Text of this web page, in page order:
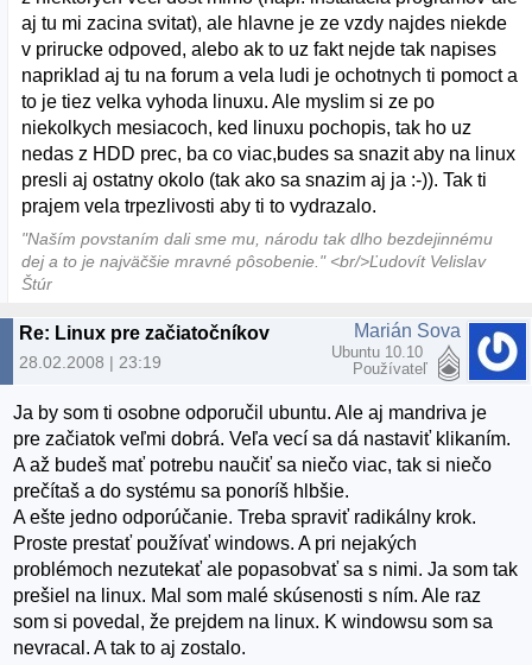
aj tu mi zacina svitat), ale hlavne je ze vzdy najdes niekde
v prirucke odpoved, alebo ak to uz fakt nejde tak napises
napriklad aj tu na forum a vela ludi je ochotnych ti pomoct a
to je tiez velka vyhoda linuxu. Ale myslim si ze po
niekolkych mesiacoch, ked linuxu pochopis, tak ho uz
nedas z HDD prec, ba co viac,budes sa snazit aby na linux
presli aj ostatny okolo (tak ako sa snazim aj ja :-)). Tak ti
prajem vela trpezlivosti aby ti to vydrazalo.
"Naším povstaním dali sme mu, národu tak dlho bezdejinnému
dej a to je najväčšie mravné pôsobenie." <br/>Ľudovít Velislav
Štúr
Re: Linux pre začiatočníkov
28.02.2008 | 23:19
Marián Sova
Ubuntu 10.10
Používateľ
Ja by som ti osobne odporučil ubuntu. Ale aj mandriva je
pre začiatok veľmi dobrá. Veľa vecí sa dá nastaviť klikaním.
A až budeš mať potrebu naučiť sa niečo viac, tak si niečo
prečítaš a do systému sa ponoríš hlbšie.
A ešte jedno odporúčanie. Treba spraviť radikálny krok.
Proste prestať používať windows. A pri nejakých
problémoch nezutekať ale popasobvať sa s nimi. Ja som tak
prešiel na linux. Mal som malé skúsenosti s ním. Ale raz
som si povedal, že prejdem na linux. K windowsu som sa
nevracal. A tak to aj zostalo.